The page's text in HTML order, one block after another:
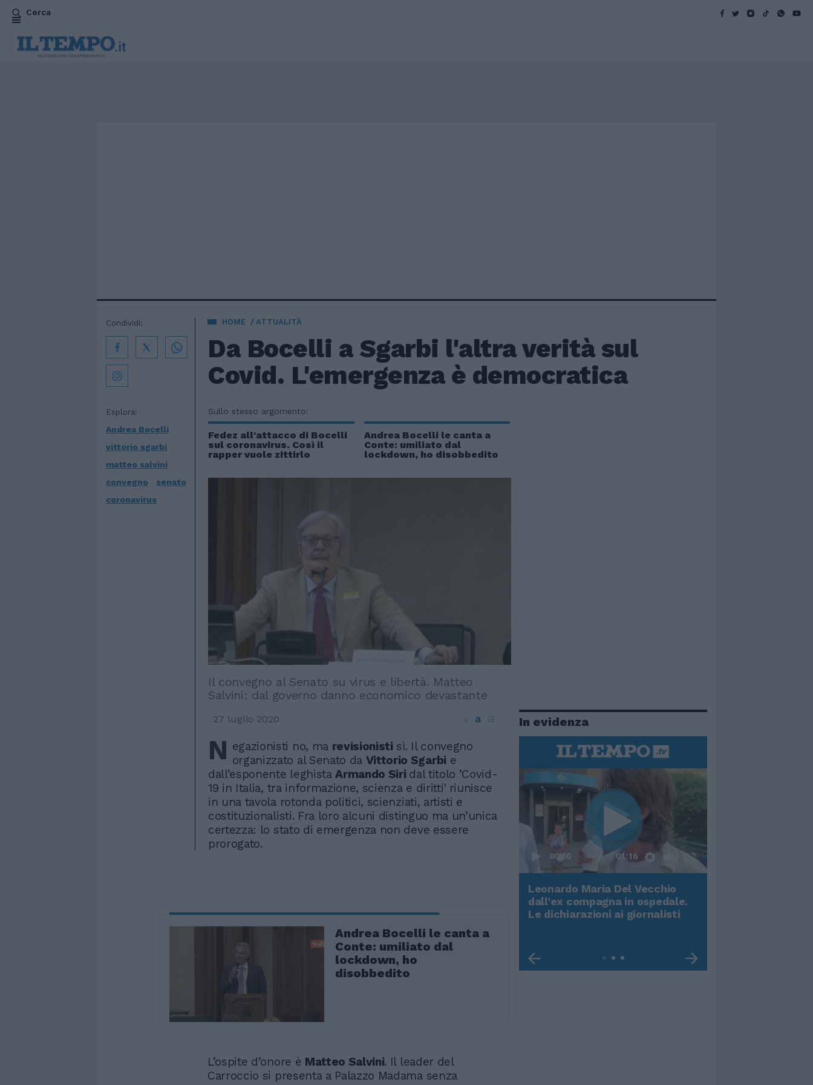
Cerca
HOME ATTUALITÀ
Da Bocelli a Sgarbi l'altra verità sul
Covid. L'emergenza è democratica
Esplora:
Andrea Bocelli
vittorio sgarbi
matteo salvini
convegno
senato
coronavirus
Condividi:
Sullo stesso argomento:
Fedez all'attacco di Bocelli
sul coronavirus. Così il
rapper vuole zittirlo
Andrea Bocelli le canta a
Conte: umiliato dal
lockdown, ho disobbedito
Il convegno al Senato su virus e libertà. Matteo
Salvini: dal governo danno economico devastante
27 luglio 2020 a
N egazionisti no, ma revisionisti sì. Il convegno
organizzato al Senato da Vittorio Sgarbi e
dall’esponente leghistaArmando Siri dal titolo ’Covid-
19 in Italia, tra informazione, scienza e diritti' riunisce
in una tavola rotonda politici, scienziati, artisti e
costituzionalisti. Fra loro alcuni distinguo ma un’unica
certezza: lo stato di emergenza non deve essere
prorogato.
Andrea Bocelli le canta a
Conte: umiliato dal
lockdown, ho
disobbedito
L’ospite d’onore è Matteo Salvini. Il leader del
Carroccio si presenta a Palazzo Madama senza
In evidenza
Rudy Giuliani a Come States?
americana
00:00 01:16
Leonardo Maria Del Vecchio
dall'ex compagna in ospedale.
Le dichiarazioni ai giornalisti